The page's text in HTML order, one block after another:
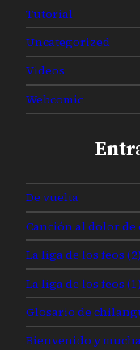
Tutorial
Uncategorized
Videos
Webcomic
De vuelta
Canción al dolor
La liga de los feos (2)
La liga de los feos (1)
Glosario de
Bienvenido y